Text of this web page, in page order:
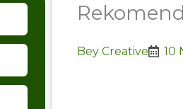
Bey Creative 10